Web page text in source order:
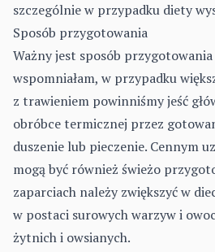
szczególnie w przypadku diety
Sposób przygotowania
Ważny jest sposób
wspomniałam, w przypadku
z trawieniem powinniśmy jeść
obróbce termicznej przez
duszenie lub pieczenie. Cennym
mogą być również świeżo
zaparciach należy zwiększyć w
w postaci surowych warzyw i
żytnich i owsianych.